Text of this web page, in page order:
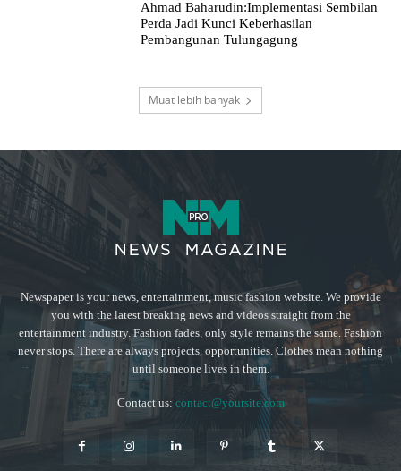
Ahmad Baharudin:Implementasi Sembilan
Perda Jadi Kunci Keberhasilan
Pembangunan Tulungagung
Muat lebih banyak
Newspaper is your news, entertainment, music fashion website. We provide
you with the latest breaking news and videos straight from the
entertainment industry. Fashion fades, only style remains the same. Fashion
never stops. There are always projects, opportunities. Clothes mean nothing
until someone lives in them.
Contact us: contact@yoursite.com